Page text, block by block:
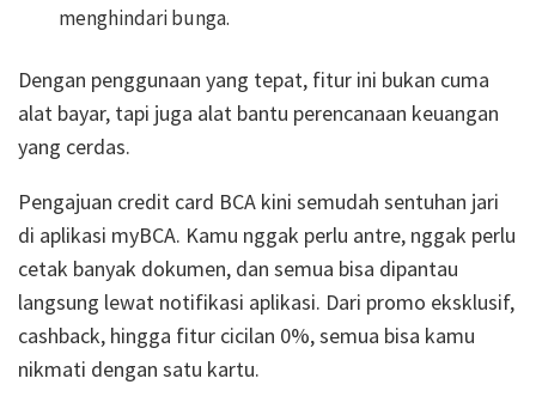
menghindari bunga.
Dengan penggunaan yang tepat, fitur ini bukan cuma
alat bayar, tapi juga alat bantu perencanaan keuangan
yang cerdas.
Pengajuan credit card BCA kini semudah sentuhan jari
di aplikasi myBCA. Kamu nggak perlu antre, nggak perlu
cetak banyak dokumen, dan semua bisa dipantau
langsung lewat notifikasi aplikasi. Dari promo eksklusif,
cashback, hingga fitur cicilan 0%, semua bisa kamu
nikmati dengan satu kartu.